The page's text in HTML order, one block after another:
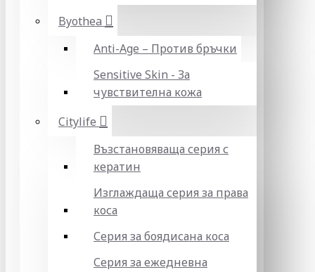
Byothea
Anti-Age – Против бръчки
Sensitive Skin - За
чувствителна кожа
Citylife
Възстановяваща серия с
кератин
Изглаждаща серия за права
коса
Серия за боядисана коса
Серия за ежедневна